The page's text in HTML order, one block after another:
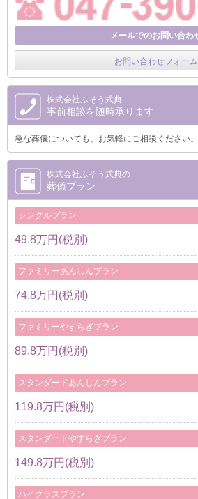
メールでのお問い合わ
お問い合わせフォーム
株式会社ふそう式典
事前相談を随時承ります
急な葬儀についても、お気軽にご相談ください。
株式会社ふそう式典の
葬儀プラン
シングルプラン
49.8万円(税別)
ファミリーあんしんプラン
74.8万円(税別)
ファミリーやすらぎプラン
89.8万円(税別)
スタンダードあんしんプラン
119.8万円(税別)
スタンダードやすらぎプラン
149.8万円(税別)
ハイクラスプラン